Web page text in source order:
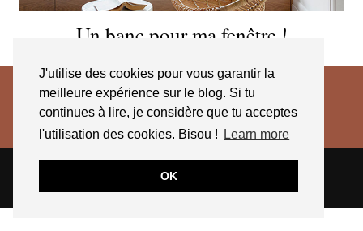
J'utilise des cookies pour vous garantir la
meilleure expérience sur le blog. Si tu
continues à lire, je considère que tu acceptes
l'utilisation des cookies. Bisou !
Learn more
OK
Un banc pour ma fenêtre !
THEME CREATED BYpipdig